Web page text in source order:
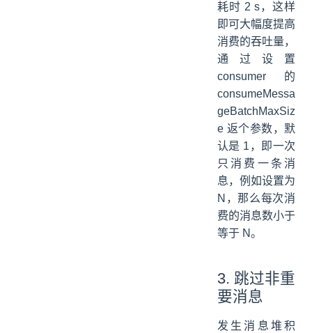
耗时 2 s，这样
即可大幅度提高
消费的吞吐量，
通过设置
consumer 的
consumeMessa
geBatchMaxSiz
e 返个参数，默
认是 1，即一次
只消费一条消
息，例如设置为
N，那么每次消
费的消息数小于
等于 N。
3. 跳过非重
要消息
发生消息堆积